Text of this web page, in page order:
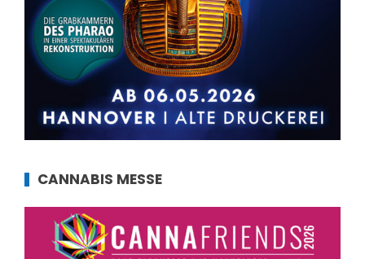
CANNABIS MESSE